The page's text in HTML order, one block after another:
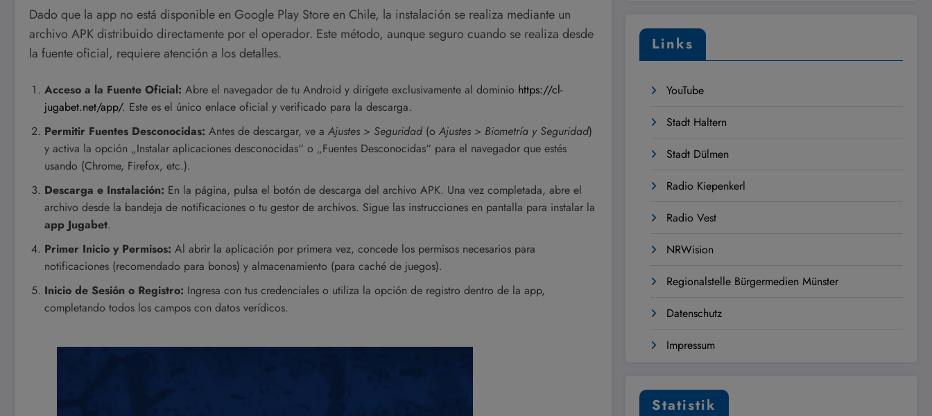
Dado que la app no está disponible en Google Play Store en Chile, la instalación se realiza mediante un
archivo APK distribuido directamente por el operador. Este método, aunque seguro cuando se realiza desde
la fuente oficial, requiere atención a los detalles.
Acceso a la Fuente Oficial: Abre el navegador de tu Android y dirígete exclusivamente al dominio https://cl-
jugabet.net/app/. Este es el único enlace oficial y verificado para la descarga.
Permitir Fuentes Desconocidas: Antes de descargar, ve a Ajustes > Seguridad(o Ajustes > Biometría y Seguridad)
y activa la opción „Instalar aplicaciones desconocidas“ o „Fuentes Desconocidas“ para el navegador que estés
usando (Chrome, Firefox, etc.).
Descarga e Instalación: En la página, pulsa el botón de descarga del archivo APK. Una vez completada, abre el
archivo desde la bandeja de notificaciones o tu gestor de archivos. Sigue las instrucciones en pantalla para instalar la
app Jugabet.
Primer Inicio y Permisos: Al abrir la aplicación por primera vez, concede los permisos necesarios para
notificaciones (recomendado para bonos) y almacenamiento (para caché de juegos).
Inicio de Sesión o Registro: Ingresa con tus credenciales o utiliza la opción de registro dentro de la app,
completando todos los campos con datos verídicos.
Links
YouTube
Stadt Haltern
Stadt Dülmen
Radio Kiepenkerl
Radio Vest
NRWision
Regionalstelle Bürgermedien Münster
Datenschutz
Impressum
Statistik